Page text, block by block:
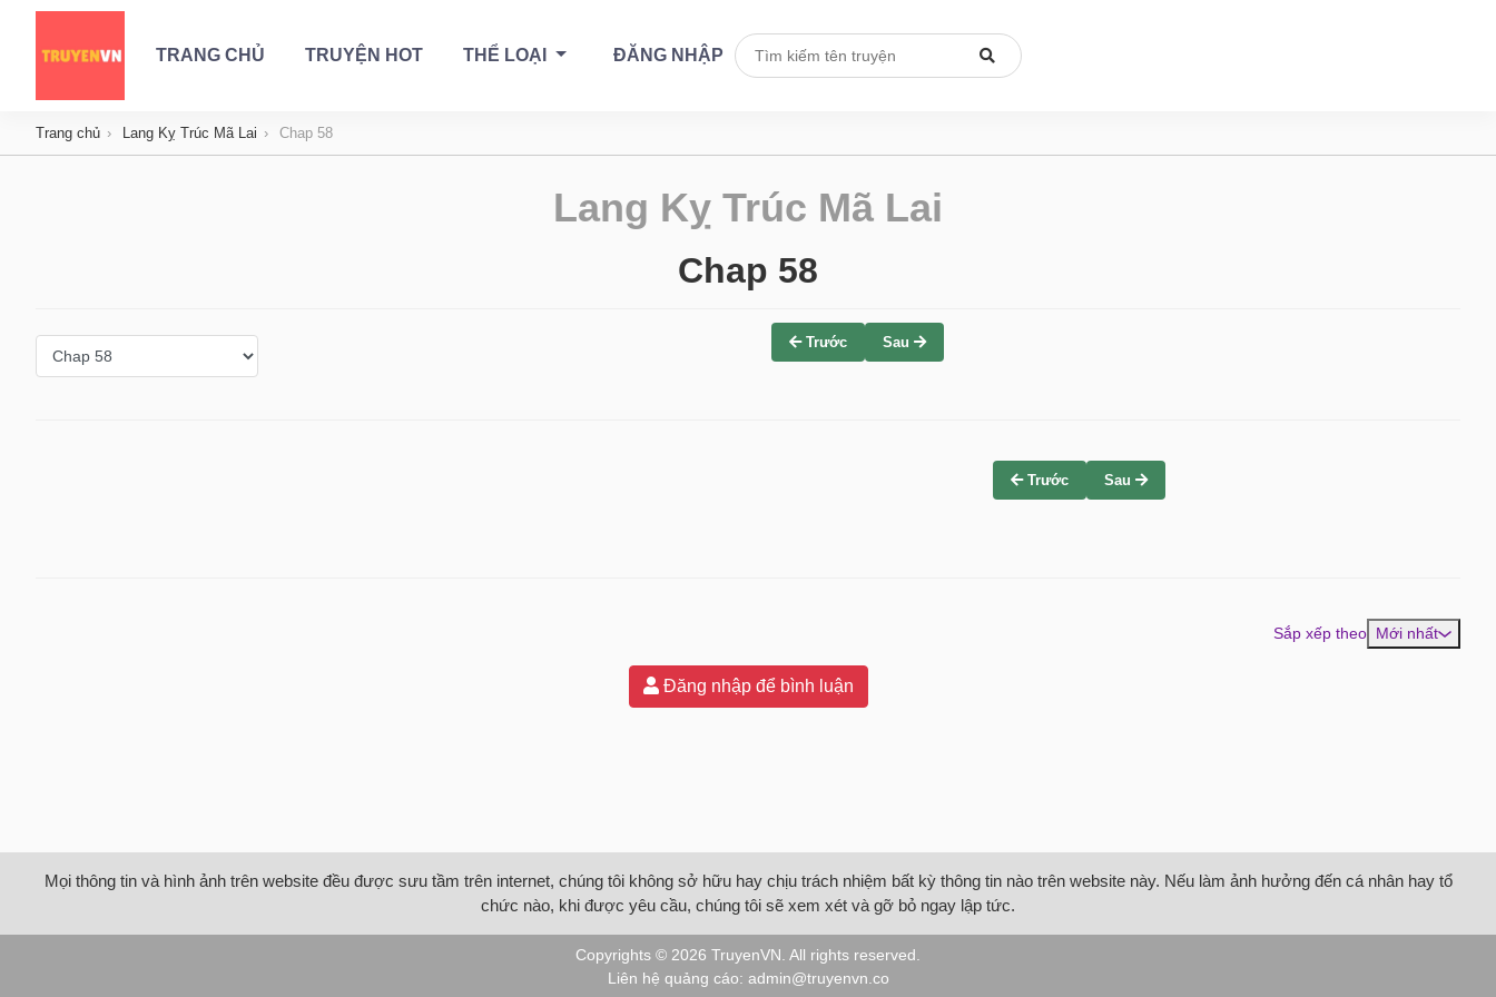
TRANG CHỦ TRUYỆN HOT THỂ LOẠI ĐĂNG NHẬP
Trang chủ Lang Kỵ Trúc Mã Lai Chap 58
Lang Kỵ Trúc Mã Lai
Chap 58
Trước Sau
Trước Sau
Sắp xếp theo Mới nhất
Đăng nhập để bình luận
Mọi thông tin và hình ảnh trên website đều được sưu tầm trên internet, chúng tôi không sở hữu hay chịu trách nhiệm bất kỳ thông tin nào trên website này. Nếu làm ảnh hưởng đến cá nhân hay tổ
chức nào, khi được yêu cầu, chúng tôi sẽ xem xét và gỡ bỏ ngay lập tức.
Copyrights © 2026 TruyenVN . All rights reserved.
Liên hệ quảng cáo: admin@truyenvn.co